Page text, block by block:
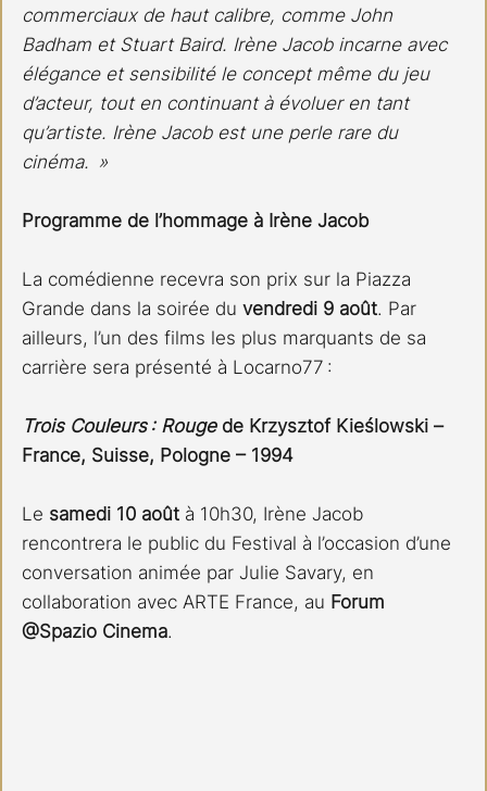
commerciaux de haut calibre, comme John
Badham et Stuart Baird. Irène Jacob incarne avec
élégance et sensibilité le concept même du jeu
d’acteur, tout en continuant à évoluer en tant
qu’artiste. Irène Jacob est une perle rare du
cinéma.  »
Programme de l’hommage à Irène Jacob
La comédienne recevra son prix sur la Piazza
Grande dans la soirée du vendredi 9 août. Par
ailleurs, l’un des films les plus marquants de sa
carrière sera présenté à Locarno77 :
Trois Couleurs : Rouge de Krzysztof Kieślowski –
France, Suisse, Pologne – 1994
Le samedi 10 août à 10h30, Irène Jacob
rencontrera le public du Festival à l’occasion d’une
conversation animée par Julie Savary, en
collaboration avec ARTE France, au Forum
@Spazio Cinema.